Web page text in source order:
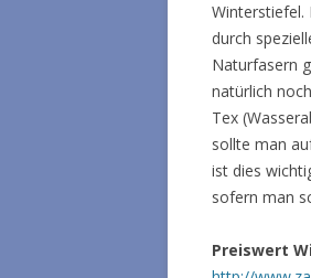
Winterstiefel.
durch
Naturfasern
natürlich
Tex
sollte man
ist dies
sofern man
Preiswert